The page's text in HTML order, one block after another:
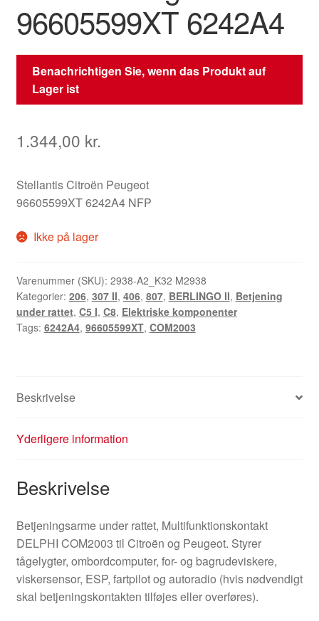
96605599XT 6242A4
Benachrichtigen Sie, wenn das Produkt auf
Lager ist
1.344,00 kr.
Stellantis Citroën Peugeot
96605599XT 6242A4 NFP
Ikke på lager
Varenummer (SKU): 2938-A2_K32 M2938
Kategorier: 206, 307 II, 406, 807, BERLINGO II, Betjening
under rattet, C5 I, C8, Elektriske komponenter
Tags: 6242A4, 96605599XT, COM2003
Beskrivelse
Yderligere information
Beskrivelse
Betjeningsarme under rattet, Multifunktionskontakt
DELPHI COM2003 til Citroën og Peugeot. Styrer
tågelygter, ombordcomputer, for- og bagrudeviskere,
viskersensor, ESP, fartpilot og autoradio (hvis nødvendigt
skal betjeningskontakten tilføjes eller overføres).